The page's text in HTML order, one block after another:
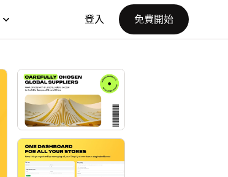
登入 免費開始